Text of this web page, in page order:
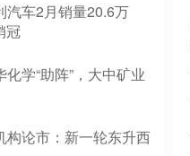
汽车2月销量20.6万
冠
学“助阵”，大中矿业
构论市：新一轮东升西